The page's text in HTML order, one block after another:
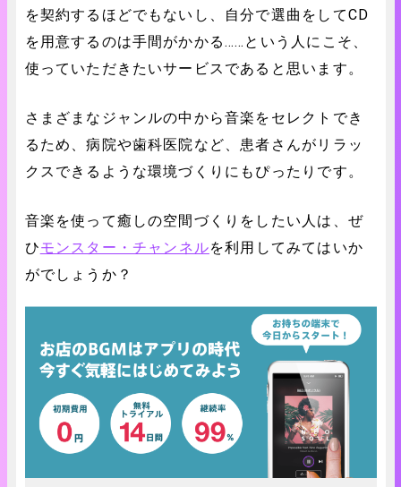
を契約するほどでもないし、自分で選曲をしてCD
を用意するのは手間がかかる……という人にこそ、
使っていただきたいサービスであると思います。
さまざまなジャンルの中から音楽をセレクトでき
るため、病院や歯科医院など、患者さんがリラッ
クスできるような環境づくりにもぴったりです。
音楽を使って癒しの空間づくりをしたい人は、ぜ
ひモンスター・チャンネルを利用してみてはいか
がでしょうか？